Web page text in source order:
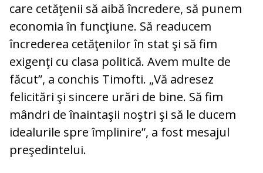
care cetăţenii să aibă încredere, să punem
economia în funcţiune. Să readucem
încrederea cetăţenilor în stat şi să fim
exigenţi cu clasa politică. Avem multe de
făcut”, a conchis Timofti. „Vă adresez
felicitări şi sincere urări de bine. Să fim
mândri de înaintaşii noştri şi să le ducem
idealurile spre împlinire”, a fost mesajul
preşedintelui.